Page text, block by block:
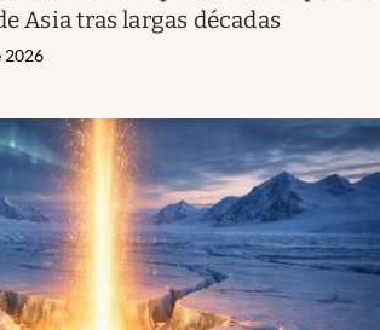
Asia tras largas décadas
2026